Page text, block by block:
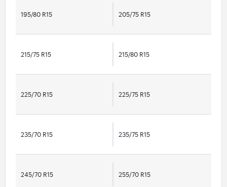
195/80 R15 205/75 R15
215/75 R15 215/80 R15
225/70 R15 225/75 R15
235/70 R15 235/75 R15
245/70 R15 255/70 R15